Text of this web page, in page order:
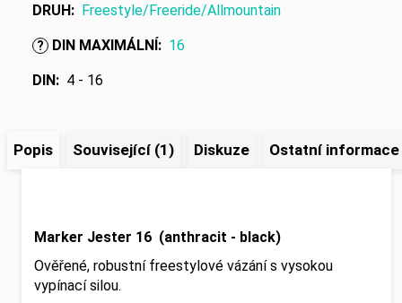
DRUH: Freestyle/Freeride/Allmountain
? DIN MAXIMÁLNÍ: 16
DIN: 4 - 16
Popis Související (1) Diskuze Ostatní informace
Marker Jester 16 (anthracit - black)
Ověřené, robustní freestylové vázání s vysokou
vypínací silou.